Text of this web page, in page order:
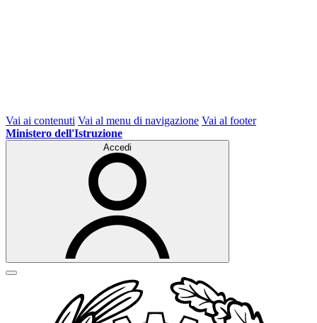
Vai ai contenuti Vai al menu di navigazione Vai al footer
Ministero dell'Istruzione
Accedi